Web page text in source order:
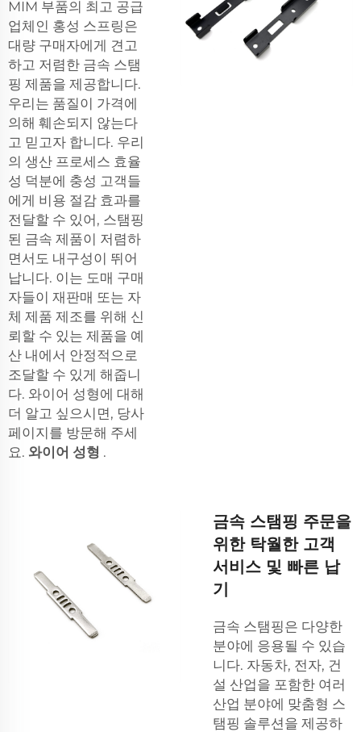
MIM 부품의 최고 공급
업체인 홍성 스프링은
대량 구매자에게 견고
하고 저렴한 금속 스탬
핑 제품을 제공합니다.
우리는 품질이 가격에
의해 훼손되지 않는다
고 믿고자 합니다. 우리
의 생산 프로세스 효율
성 덕분에 충성 고객들
에게 비용 절감 효과를
전달할 수 있어, 스탬핑
된 금속 제품이 저렴하
면서도 내구성이 뛰어
납니다. 이는 도매 구매
자들이 재판매 또는 자
체 제품 제조를 위해 신
뢰할 수 있는 제품을 예
산 내에서 안정적으로
조달할 수 있게 해줍니
다. 와이어 성형에 대해
더 알고 싶으시면, 당사
페이지를 방문해 주세
요. 와이어 성형 .
금속 스탬핑 주문을
위한 탁월한 고객
서비스 및 빠른 납
기
금속 스탬핑은 다양한
분야에 응용될 수 있습
니다. 자동차, 전자, 건
설 산업을 포함한 여러
산업 분야에 맞춤형 스
탬핑 솔루션을 제공하